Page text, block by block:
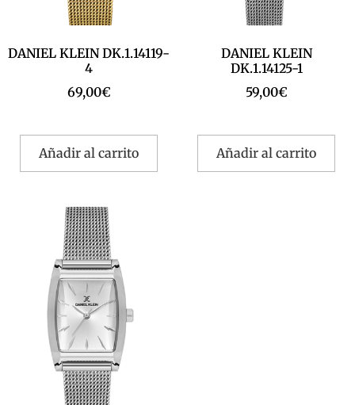
DANIEL KLEIN DK.1.14119-
4
69,00€
Añadir al carrito
DANIEL KLEIN
DK.1.14125-1
59,00€
Añadir al carrito